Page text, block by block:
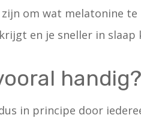
om wat melatonine
en je sneller in slaap
handig?
in principe door